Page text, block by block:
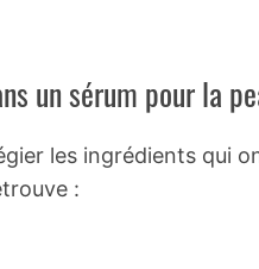
un sérum pour la
les ingrédients qui
: